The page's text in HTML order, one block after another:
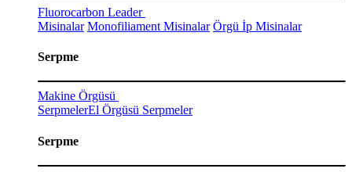
Fluorocarbon Leader
Misinalar Monofiliament Misinalar Örgü İp Misinalar
Serpme
Makine Örgüsü
SerpmelerEl Örgüsü Serpmeler
Serpme